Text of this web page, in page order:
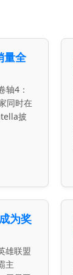
量全
轴4：
同时在
披
为奖
雄联盟
主